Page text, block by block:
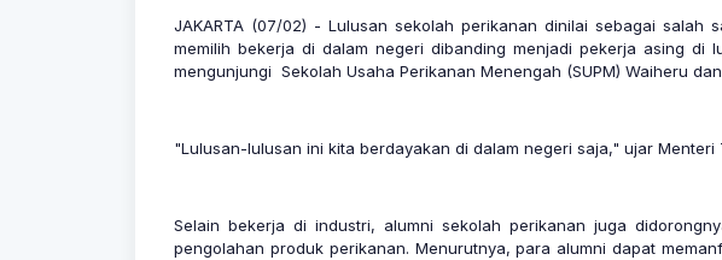
JAKARTA (07/02) - Lulusan sekolah perikanan dinilai sebagai
memilih bekerja di dalam negeri dibanding menjadi pekerja asing di
mengunjungi Sekolah Usaha Perikanan Menengah (SUPM) Waiheru
"Lulusan-lulusan ini kita berdayakan di dalam negeri saja," ujar
Selain bekerja di industri, alumni sekolah perikanan juga
pengolahan produk perikanan. Menurutnya, para alumni dapat